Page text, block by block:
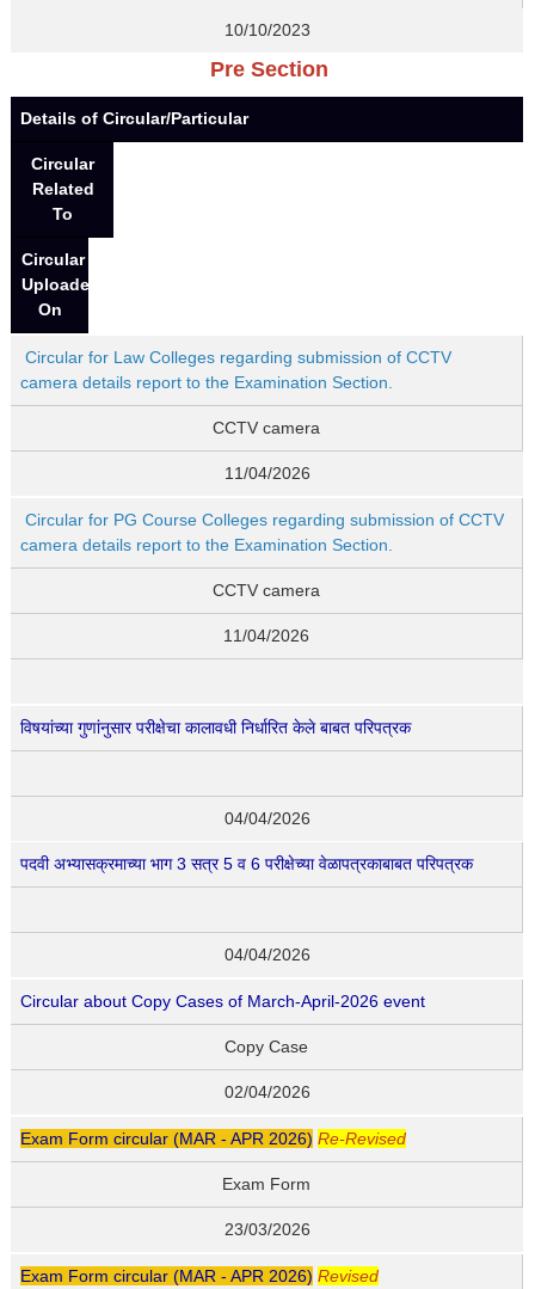
10/10/2023
Pre Section
Details of Circular/Particular
Circular
Related
To
Circular
Uploaded
On
Circular for Law Colleges regarding submission of CCTV
camera details report to the Examination Section.
CCTV camera
11/04/2026
Circular for PG Course Colleges regarding submission of CCTV
camera details report to the Examination Section.
CCTV camera
11/04/2026
विषयांच्या गुणांनुसार परीक्षेचा कालावधी निर्धारित केले बाबत परिपत्रक
04/04/2026
पदवी अभ्यासक्रमाच्या भाग 3 सत्र 5 व 6 परीक्षेच्या वेळापत्रकाबाबत परिपत्रक
04/04/2026
Circular about Copy Cases of March-April-2026 event
Copy Case
02/04/2026
Exam Form circular (MAR - APR 2026) Re-Revised
Exam Form
23/03/2026
Exam Form circular (MAR - APR 2026) Revised